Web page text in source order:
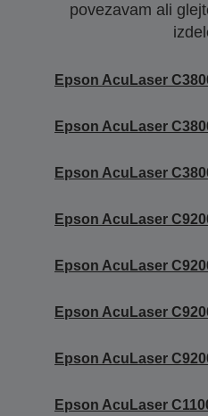
povezavam ali
Epson AcuLaser
Epson AcuLaser
Epson AcuLaser
Epson AcuLaser
Epson AcuLaser
Epson AcuLaser
Epson AcuLaser
Epson AcuLaser